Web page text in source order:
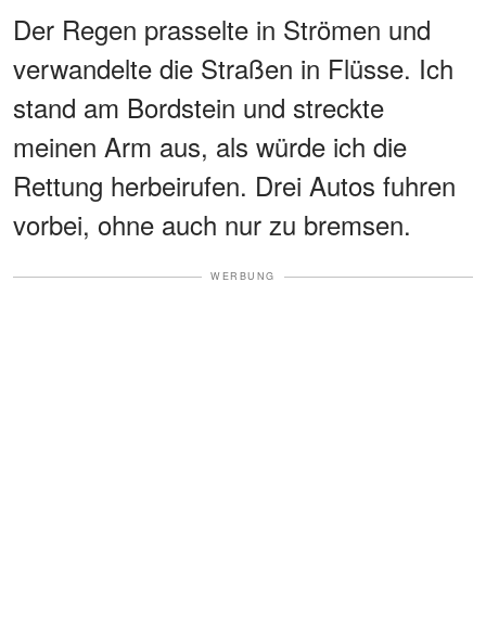
Der Regen prasselte in Strömen und
verwandelte die Straßen in Flüsse. Ich
stand am Bordstein und streckte
meinen Arm aus, als würde ich die
Rettung herbeirufen. Drei Autos fuhren
vorbei, ohne auch nur zu bremsen.
WERBUNG